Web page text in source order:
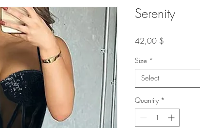
Serenity
42,00 $
Size *
Select
Quantity *